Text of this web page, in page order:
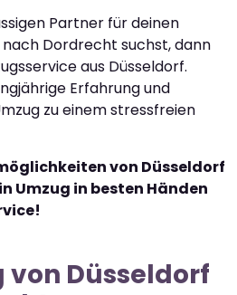
Partner für deinen
Dordrecht suchst, dann
aus Düsseldorf.
Erfahrung und
zu einem stressfreien
von Düsseldorf
Umzug in besten Händen
Düsseldorf